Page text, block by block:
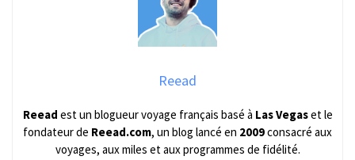
Reead
Reead est un blogueur voyage français basé à Las Vegaset le
fondateur de Reead.com, un blog lancé en 2009consacré aux
voyages, aux miles et aux programmes de fidélité.